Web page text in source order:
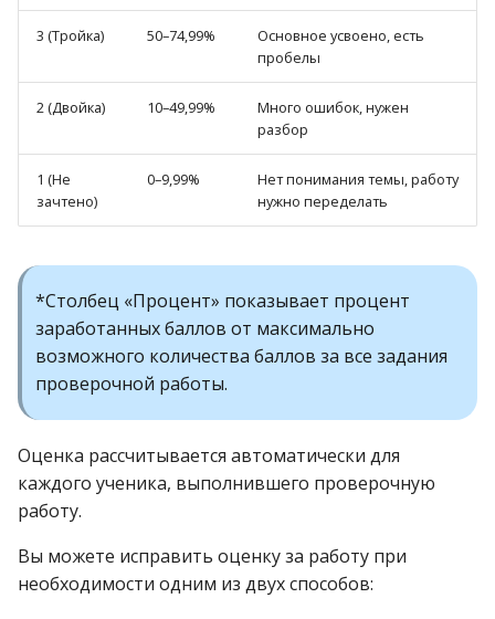
Связанные профили
Публичность профиля
Сертификаты моих
учеников
Как открепить
3 (Тройка) 50–74,99%
Основное усвоено, есть
пробелы
2 (Двойка) 10–49,99%
Много ошибок, нужен
разбор
1 (Не
зачтено)
0–9,99%
Нет понимания темы, работу
нужно переделать
*Столбец «Процент» показывает процент
заработанных баллов от максимально
возможного количества баллов за все задания
проверочной работы.
Оценка рассчитывается автоматически для
каждого ученика, выполнившего проверочную
работу.
Вы можете исправить оценку за работу при
необходимости одним из двух способов: